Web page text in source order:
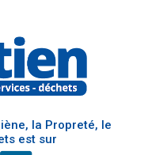
la Propreté, le
est sur